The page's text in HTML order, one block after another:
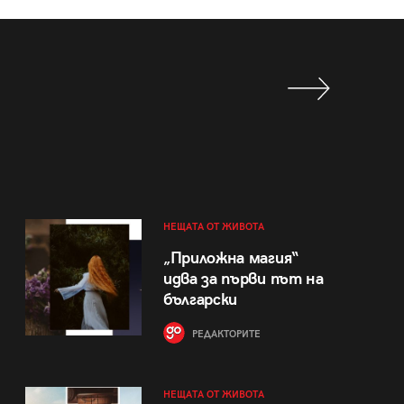
НЕЩАТА ОТ ЖИВОТА
„Приложна магия“
идва за първи път на
български
РЕДАКТОРИТЕ
НЕЩАТА ОТ ЖИВОТА